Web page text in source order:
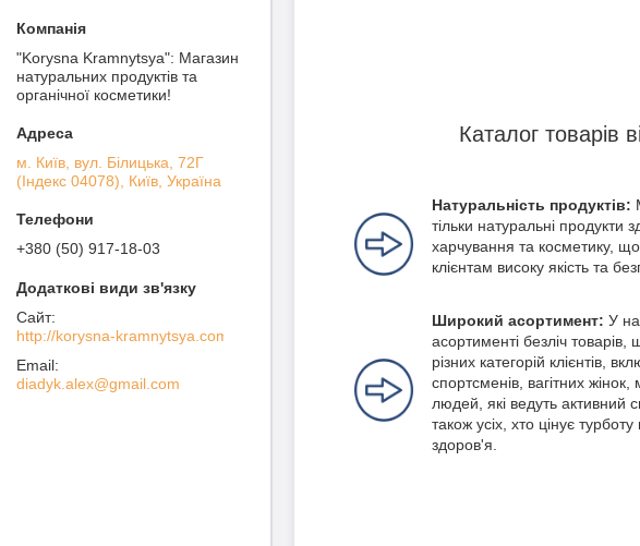
Каталог товарів
Натуральність продуктів:
тільки натуральні продукти
харчування та косметику,
клієнтам високу якість та
Широкий асортимент: У
асортименті безліч товарів,
різних категорій клієнтів,
спортсменів, вагітних
людей, які ведуть активний
також усіх, хто цінує
здоров'я.
"Korysna Kramnytsya": Магазин
натуральних продуктів та
органічної косметики!
м. Київ, вул. Білицька, 72Г
(Індекс 04078), Київ, Україна
+380 (50) 917-18-03
http://korysna-kramnytsya.com
diadyk.alex@gmail.com